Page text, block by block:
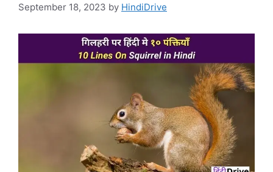
September 18, 2023 by HindiDrive